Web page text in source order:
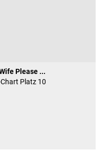
Please ...
Platz 10